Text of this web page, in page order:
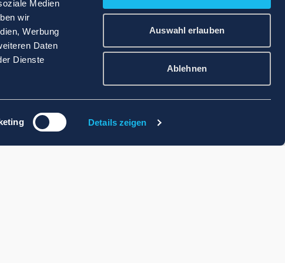
Medien
wir
Werbung
Daten
Dienste
Details zeigen
Auswahl erlauben
Ablehnen